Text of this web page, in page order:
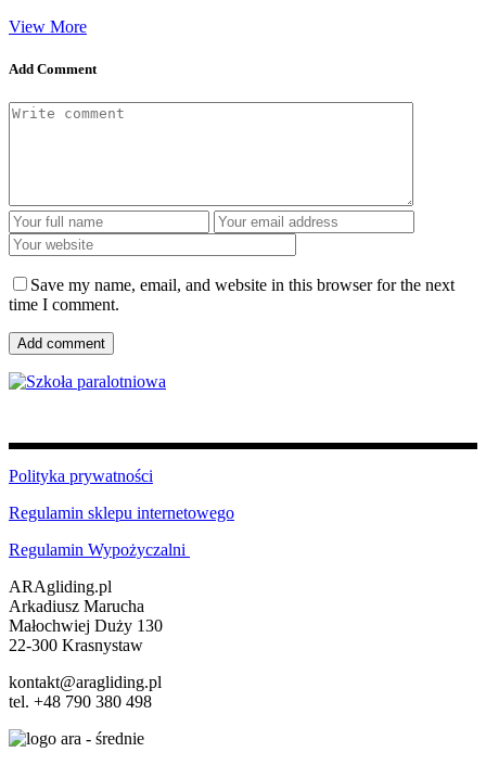
View More
Add Comment
Save my name, email, and website in this browser for the next
time I comment.
Add comment
Polityka prywatności
Regulamin sklepu internetowego
Regulamin Wypożyczalni
ARAgliding.pl
Arkadiusz Marucha
Małochwiej Duży 130
22-300 Krasnystaw
kontakt@aragliding.pl
tel. +48 790 380 498